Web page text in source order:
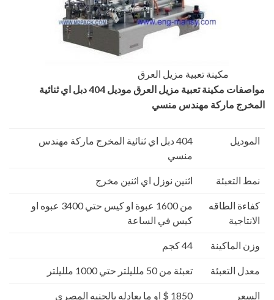
مكينة تعبية مزيل العرق
مواصفات مكينة تعبية مزيل العرق
موديل 404 دبل اي ثنائية
المخرج ماركة مهندس منسي
الموديل
404 دبل اي ثنائية المخرج ماركة مهندس
منسي
نمط التعبئة اثنين نوزل اي اثنين مخرج
كفاءة الطاقه
الانتاجية
من 1600 عبوة او كيس حتي 3400 عبوه او
كيس في الساعة
وزن الماكينة 44 كجم
معدل التعبئة تعبئة من 50 ملليلتر حتي 1000 ملليلتر
السعر 1850 $ او ما يعادله بالجنيه المصرى